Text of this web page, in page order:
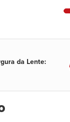
da Lente: